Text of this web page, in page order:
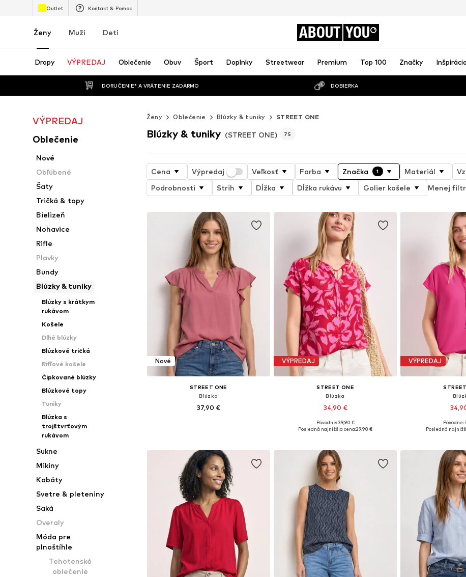
Outlet Kontakt & Pomoc
Ženy Muži Deti ABOUT YOU
Dropy VÝPREDAJ Oblečenie Obuv Šport Doplnky Streetwear Premium Top 100 Značky
DORUČENIE* A VRÁTENIE ZADARMO DOBIERKA
VÝPREDAJ
Oblečenie
Nové
Obľúbené
Šaty
Tričká & topy
Bielizeň
Nohavice
Rifle
Plavky
Bundy
Blúzky & tuniky
Blúzky s krátkym
rukávom
Košele
Dlhé blúzky
Blúzkové tričká
Rifľové košele
Čipkované blúzky
Blúzkové topy
Tuniky
Blúzka s
trojštvrťovým
rukávom
Sukne
Mikiny
Kabáty
Svetre & pleteniny
Saká
Overaly
Móda pre
plnoštíhle
Tehotenské
oblečenie
Ženy Oblečenie Blúzky & tuniky STREET ONE
Blúzky & tuniky (STREET ONE) 75
Cena Výpredaj Veľkosť Farba Značka 1 Materiál
Podrobnosti
Strih Dĺžka Dĺžka rukávu Golier košele Menej
Nové
STREET ONE
Blúzka
37,90 €
VÝPREDAJ
STREET ONE
Blúzka
34,90 €
Dostupné veľkosti: S, M, L, XL, XXL
Pôvodne: 39,90 €
Posledná najnižšia cena:29,90 €
VÝPREDAJ
Dostupné veľkosti:
Pôvodne:
Posledná